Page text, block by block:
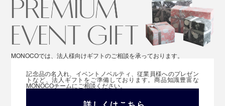
MONOCOでは、法人様向けギフトのご相談を承っております。
記念品の名入れ、イベントノベルティ、従業員様へのプレゼン
トなど、法人ギフトをご準備しております。商品知識豊富な
MONOCOチームにご相談ください。